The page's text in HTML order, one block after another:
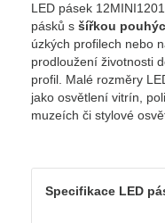
LED pásek
pásků s šířkou
úzkých profilech nebo
prodloužení životnosti
profil. Malé rozměry
jako osvětlení vitrín,
muzeích či stylové
Specifikace LED